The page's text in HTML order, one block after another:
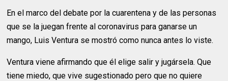
En el marco del debate por la cuarentena y de las personas
que se la juegan frente al coronavirus para ganarse un
mango, Luis Ventura se mostró como nunca antes lo viste.
Ventura viene afirmando que él elige salir y jugársela. Que
tiene miedo, que vive sugestionado pero que no quiere